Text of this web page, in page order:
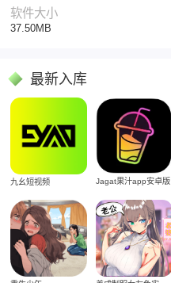
软件大小
37.50MB
最新入库
九幺短视频 Jagat果汁app安卓版